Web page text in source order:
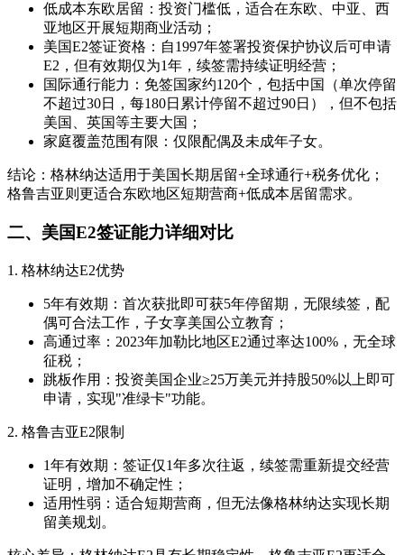
低成本东欧居留：投资门槛低，适合在东欧、中亚、西
亚地区开展短期商业活动；
美国E2签证资格：自1997年签署投资保护协议后可申请
E2，但有效期仅为1年，续签需持续证明经营；
国际通行能力：免签国家约120个，包括中国（单次停留
不超过30日，每180日累计停留不超过90日），但不包括
美国、英国等主要大国；
家庭覆盖范围有限：仅限配偶及未成年子女。
结论：格林纳达适用于美国长期居留+全球通行+税务优化；
格鲁吉亚则更适合东欧地区短期营商+低成本居留需求。
二、美国E2签证能力详细对比
1. 格林纳达E2优势
5年有效期：首次获批即可获5年停留期，无限续签，配
偶可合法工作，子女享美国公立教育；
高通过率：2023年加勒比地区E2通过率达100%，无全球
征税；
跳板作用：投资美国企业≥25万美元并持股50%以上即可
申请，实现"准绿卡"功能。
2. 格鲁吉亚E2限制
1年有效期：签证仅1年多次往返，续签需重新提交经营
证明，增加不确定性；
适用性弱：适合短期营商，但无法像格林纳达实现长期
留美规划。